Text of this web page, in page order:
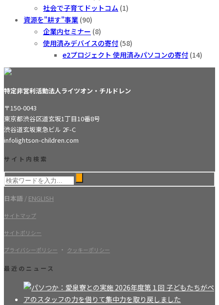
社会で子育てドットコム (1)
資源を"耕す"事業 (90)
企業内セミナー (8)
使用済みデバイスの寄付 (58)
e2プロジェクト 使用済みパソコンの寄付 (14)
特定非営利活動法人ライツオン・チルドレン
〒150-0043
東京都渋谷区道玄坂1丁目10番8号
渋谷道玄坂東急ビル 2F-C
infolightson-children.com
サイト内検索
日本語 / ENGLISH
サイトマップ
サイトポリシー
プライバシーポリシー ・ クッキーポリシー
最近のニュース